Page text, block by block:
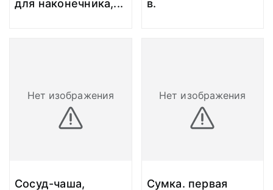
для наконечника,...
в.
Нет изображения
Сосуд-чаша,
Нет изображения
Сумка. первая